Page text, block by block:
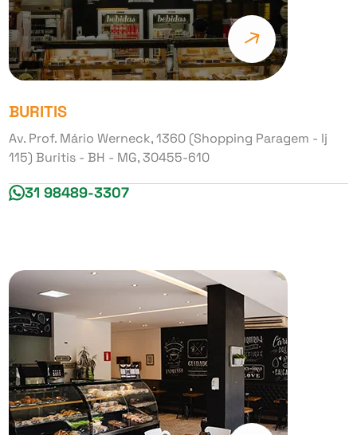
BURITIS
Av. Prof. Mário Werneck, 1360 (Shopping Paragem - lj
115) Buritis - BH - MG, 30455-610
31 98489-3307